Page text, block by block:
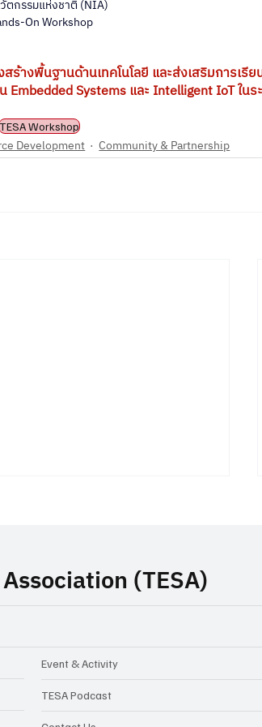
ตกรรมแห่งชาติ (NIA)
On Workshop
างพื้นฐานด้านเทคโนโลยี และส่งเสริมการเรี
Systems และ Intelligent IoT ใน
TESA Workshop
Development Community & Partnership
ความท้าทายในการทำ Startup
ในเมืองไทย จากไอเดีย...สู่ธุรกิจ
(TESA)
Event & Activity
TESA Podcast